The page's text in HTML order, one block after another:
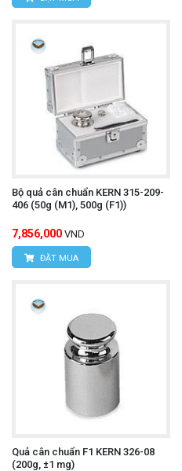
Bộ quả cân chuẩn KERN 315-209-
406 (50g (M1), 500g (F1))
7,856,000 VND
ĐẶT MUA
Quả cân chuẩn F1 KERN 326-08
(200g, ±1 mg)